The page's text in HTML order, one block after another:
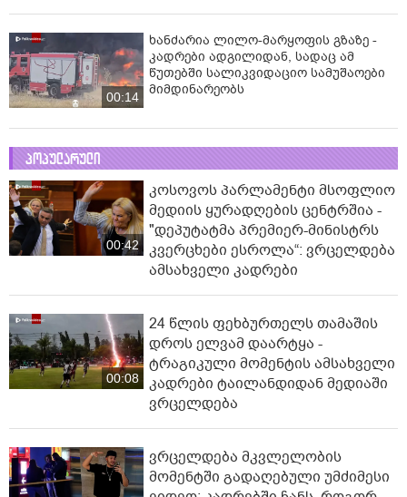
00:14
ხანძარია ლილო-მარყოფის გზაზე -
კადრები ადგილიდან, სადაც ამ
წუთებში სალიკვიდაციო სამუშაოები
მიმდინარეობს
პოპულარული
00:42
კოსოვოს პარლამენტი მსოფლიო
მედიის ყურადღების ცენტრშია -
"დეპუტატმა პრემიერ-მინისტრს
კვერცხები ესროლა“: ვრცელდება
ამსახველი კადრები
00:08
24 წლის ფეხბურთელს თამაშის
დროს ელვამ დაარტყა -
ტრაგიკული მომენტის ამსახველი
კადრები ტაილანდიდან მედიაში
ვრცელდება
ვრცელდება მკვლელობის
მომენტში გადაღებული უმძიმესი